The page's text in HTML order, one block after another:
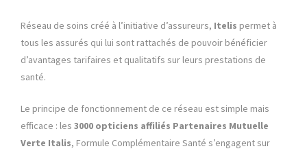
Réseau de soins créé à l’initiative d’assureurs, Itelis permet à
tous les assurés qui lui sont rattachés de pouvoir bénéficier
d’avantages tarifaires et qualitatifs sur leurs prestations de
santé.
Le principe de fonctionnement de ce réseau est simple mais
efficace : les 3000 opticiens affiliés Partenaires Mutuelle
Verte Italis, Formule Complémentaire Santé s’engagent sur